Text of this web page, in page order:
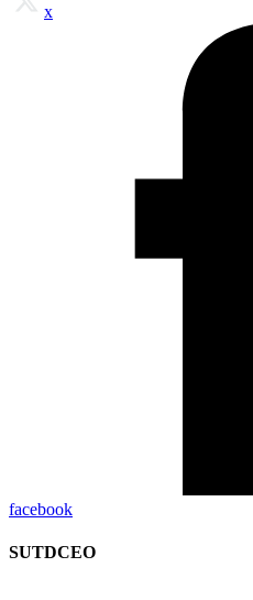
x
facebook
SUTDCEO